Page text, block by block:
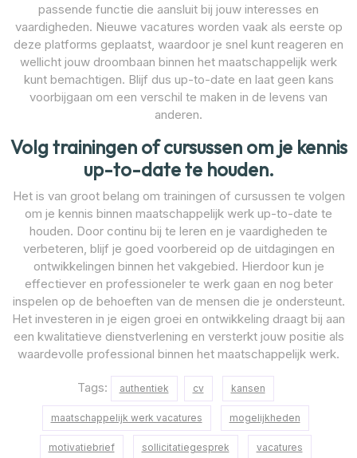
passende functie die aansluit bij jouw interesses en
vaardigheden. Nieuwe vacatures worden vaak als eerste op
deze platforms geplaatst, waardoor je snel kunt reageren en
wellicht jouw droombaan binnen het maatschappelijk werk
kunt bemachtigen. Blijf dus up-to-date en laat geen kans
voorbijgaan om een verschil te maken in de levens van
anderen.
Volg trainingen of cursussen om je kennis
up-to-date te houden.
Het is van groot belang om trainingen of cursussen te volgen
om je kennis binnen maatschappelijk werk up-to-date te
houden. Door continu bij te leren en je vaardigheden te
verbeteren, blijf je goed voorbereid op de uitdagingen en
ontwikkelingen binnen het vakgebied. Hierdoor kun je
effectiever en professioneler te werk gaan en nog beter
inspelen op de behoeften van de mensen die je ondersteunt.
Het investeren in je eigen groei en ontwikkeling draagt bij aan
een kwalitatieve dienstverlening en versterkt jouw positie als
waardevolle professional binnen het maatschappelijk werk.
Tags: authentiek cv kansen
maatschappelijk werk vacatures mogelijkheden
motivatiebrief sollicitatiegesprek vacatures